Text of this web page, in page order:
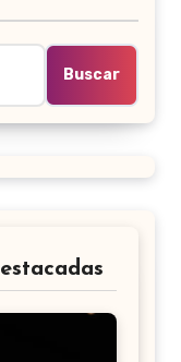
Buscar